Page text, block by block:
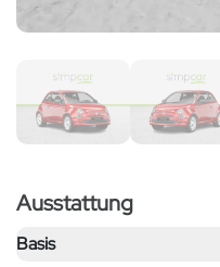
Ausstattung
Basis